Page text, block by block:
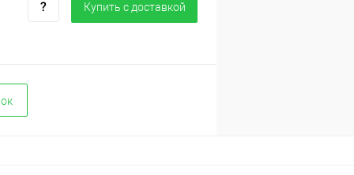
Купить c доставкой